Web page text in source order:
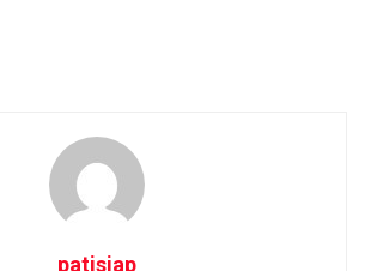
patisiap